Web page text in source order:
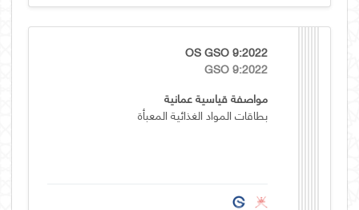
OS GSO 9:2022
GSO 9:2022
مواصفة قياسية عمانية
بطاقات المواد الغذائية المعبأة